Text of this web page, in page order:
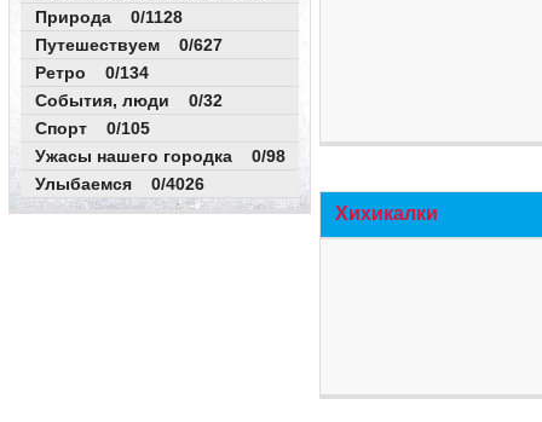
Природа 0/1128
Путешествуем 0/627
Ретро 0/134
События, люди 0/32
Спорт 0/105
Ужасы нашего городка 0/98
Улыбаемся 0/4026
Хихикалки